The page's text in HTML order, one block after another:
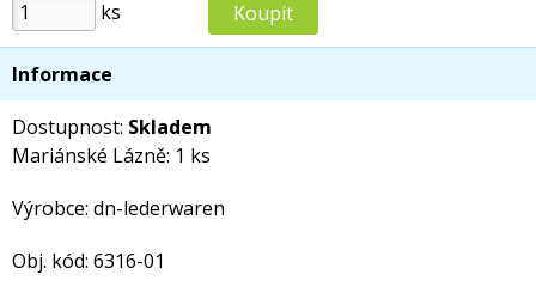
ks
Informace
Dostupnost: Skladem
Mariánské Lázně: 1 ks
Výrobce: dn-lederwaren
Obj. kód: 6316-01